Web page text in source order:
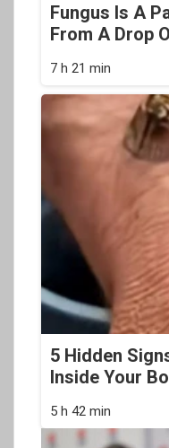
Fungus Is A
From A Drop
7 h 21 min
5 Hidden
Inside Your
5 h 42 min